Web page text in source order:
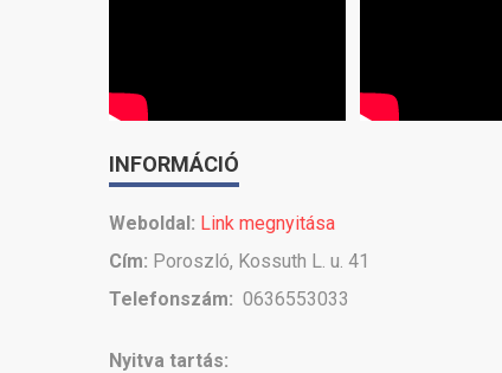
INFORMÁCIÓ
Weboldal: Link megnyitása
Cím: Poroszló, Kossuth L. u. 41
Telefonszám: 0636553033
Nyitva tartás: